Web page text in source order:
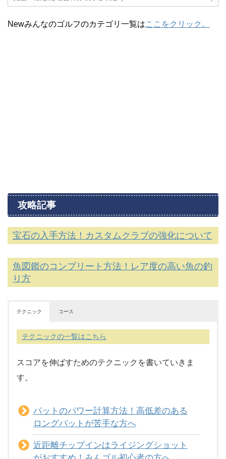
Newみんなのゴルフのカテゴリ一覧はここをクリック。
攻略記事
宝石の入手方法！カスタムクラブの強化について
魚図鑑のコンプリート方法！レア度の高い魚の釣
り方
テクニック コース
テクニックの一覧はこちら
スコアを伸ばすためのテクニックを書いていきま
す。
パットのパワー計算方法！高低差のある
ロングパットが苦手な方へ
近距離チップインはライジングショット